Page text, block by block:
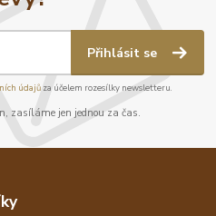
Přihlásit se
údajůza účelem rozesílky newsletteru.
zasíláme jen jednou za čas.